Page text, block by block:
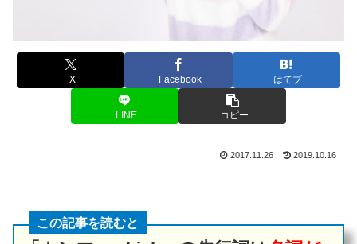
X Facebook はてブ
LINE コピー
2017.11.26 2019.10.16
この記事を読むと